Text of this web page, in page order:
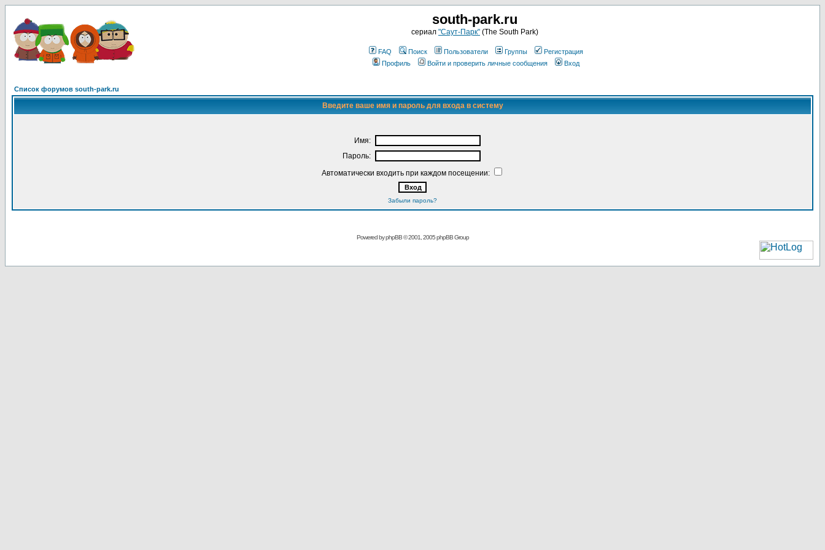
south-park.ru
сериал "Саут-Парк" (The South Park)
FAQ Поиск Пользователи Группы
Регистрация
Профиль
Войти и проверить личные сообщения Вход
Список форумов south-park.ru
Введите ваше имя и пароль для входа в систему
Имя:
Пароль:
Автоматически входить при каждом посещении:
Забыли пароль?
Powered byphpBB© 2001, 2005 phpBB Group